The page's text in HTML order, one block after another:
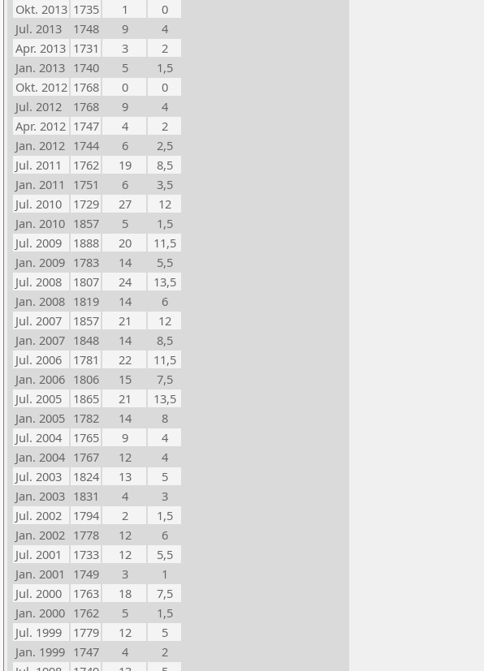
Okt. 2013 1735 1
0
Jul. 2013
1748 9
4
Apr. 2013 1731 3
2
Jan. 2013 1740 5
1,5
Okt. 2012 1768 0
0
Jul. 2012
1768 9
4
Apr. 2012 1747 4
2
Jan. 2012 1744 6
2,5
Jul. 2011
1762 19
8,5
Jan. 2011
1751 6
3,5
Jul. 2010
1729 27
12
Jan. 2010 1857 5
1,5
Jul. 2009
1888 20
11,5
Jan. 2009 1783 14
5,5
Jul. 2008
1807 24
13,5
Jan. 2008 1819 14
6
Jul. 2007
1857 21
12
Jan. 2007 1848 14
8,5
Jul. 2006
1781 22
11,5
Jan. 2006 1806 15
7,5
Jul. 2005
1865 21
13,5
Jan. 2005 1782 14
8
Jul. 2004
1765 9
4
Jan. 2004 1767 12
4
Jul. 2003
1824 13
5
Jan. 2003 1831 4
3
Jul. 2002
1794 2
1,5
Jan. 2002 1778 12
6
Jul. 2001
1733 12
5,5
Jan. 2001
1749 3
1
Jul. 2000
1763 18
7,5
Jan. 2000 1762 5
1,5
Jul. 1999
1779 12
5
Jan. 1999 1747 4
2